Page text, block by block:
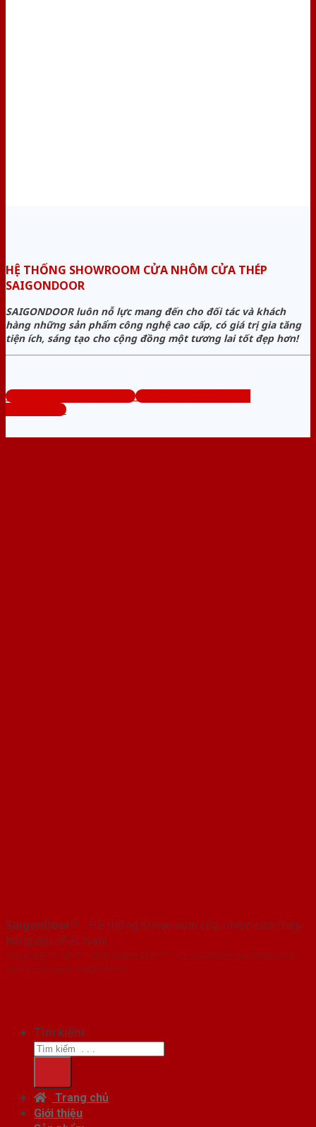
HỆ THỐNG SHOWROOM CỬA NHÔM CỬA THÉP
SAIGONDOOR
SAIGONDOOR luôn nỗ lực mang đến cho đối tác và khách
hàng những sản phẩm công nghệ cao cấp, có giá trị gia tăng
tiện ích, sáng tạo cho cộng đồng một tương lai tốt đẹp hơn!
www.cuanhomcuathep.com
Tổng đài tư vấn miễn phí:
0824.400.400
SaigonDoor™ - Hệ thống Showroom cửa nhôm cửa thép
hàng đầu Việt Nam
Copyright ⓒ 2016 – 2026 SaigonDoor™ - www.cuanhomcuathep.com |
Đơn vị chủ quản SaigonDoor
Tìm kiếm:
Trang chủ
Giới thiệu